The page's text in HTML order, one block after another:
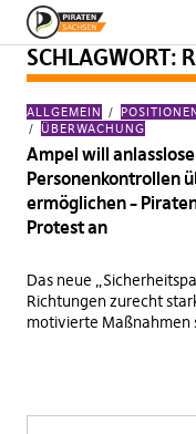
SCHLAGWORT:
ALLGEMEIN
ÜBERWACHUNG
Ampel will anlasslose
Personenkontrollen
ermöglichen –
Protest an
Das neue
Richtungen zurecht
motivierte Maßnahmen